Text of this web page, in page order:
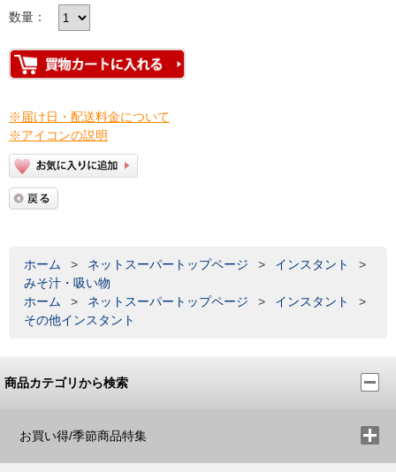
数量：
※届け日・配送料金について
※アイコンの説明
ホーム > ネットスーパートップページ > インスタント
>
みそ汁・吸い物
ホーム
> ネットスーパートップページ > インスタント
>
その他インスタント
商品カテゴリから検索
お買い得/季節商品特集